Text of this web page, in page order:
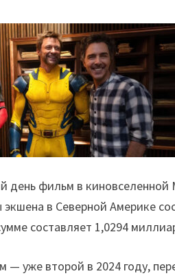
день фильм в киновселенной
в Северной Америке
составляет 1,0294
уже второй в 2024 году,